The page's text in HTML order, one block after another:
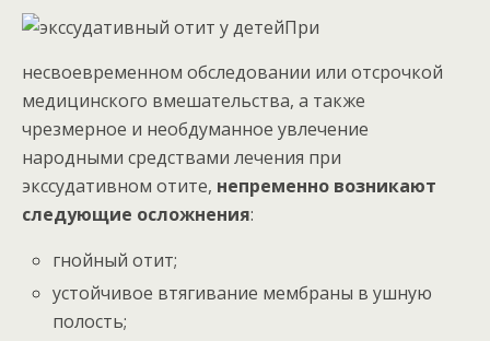
При
несвоевременном обследовании или отсрочкой
медицинского вмешательства, а также
чрезмерное и необдуманное увлечение
народными средствами лечения при
экссудативном отите, непременно возникают
следующие осложнения:
гнойный отит;
устойчивое втягивание мембраны в ушную
полость;